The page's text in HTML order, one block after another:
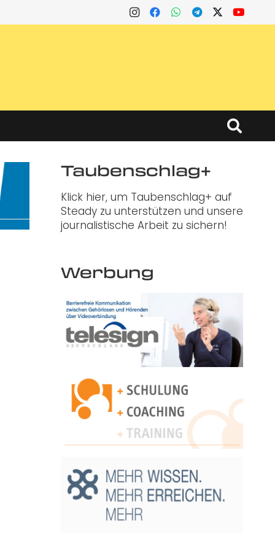
Taubenschlag+
Klick hier, um Taubenschlag+ auf
Steady zu unterstützen und unsere
journalistische Arbeit zu sichern!
Werbung